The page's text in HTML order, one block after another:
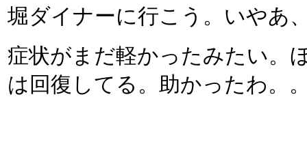
堀ダイナーに行こう。いやあ
症状がまだ軽かったみたい。
は回復してる。助かったわ。